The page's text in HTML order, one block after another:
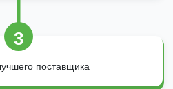
3
поставщика